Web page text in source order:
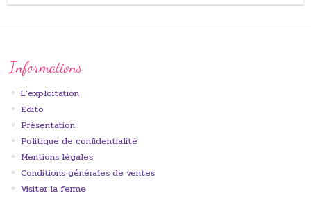
Informations
L'exploitation
Edito
Présentation
Politique de confidentialité
Mentions légales
Conditions générales de ventes
Visiter la ferme